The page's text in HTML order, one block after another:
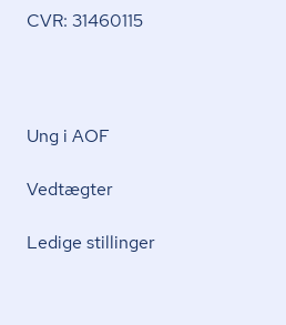
CVR: 31460115
Ung i AOF
Vedtægter
Ledige stillinger